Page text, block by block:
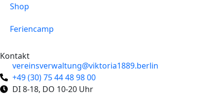
Shop
Feriencamp
Kontakt
vereinsverwaltung@viktoria1889.berlin
+49 (30) 75 44 48 98 00
DI 8-18, DO 10-20 Uhr